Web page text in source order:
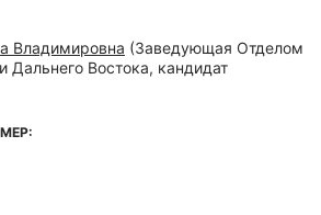
Владимировна (Заведующая Отделом
Дальнего Востока, кандидат